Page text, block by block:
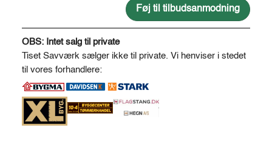
Føj til tilbudsanmodning
A
l
t
e
r
n
t
OBS: Intet salg til private
Tiset Savværk sælger ikke til private. Vi henviser i stedet
til vores forhandlere: